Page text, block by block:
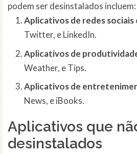
podem ser desinstalados incluem:
Aplicativos de redes sociais
Twitter, e LinkedIn.
Aplicativos de
Weather, e Tips.
Aplicativos de
News, e iBooks.
Aplicativos que
desinstalados